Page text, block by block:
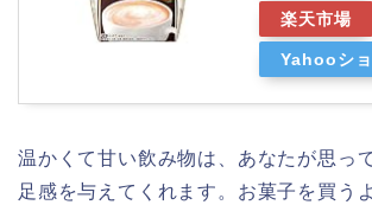
楽天市場
Yahooシ
温かくて甘い飲み物は、あなたが思っ
足感を与えてくれます。お菓子を買う